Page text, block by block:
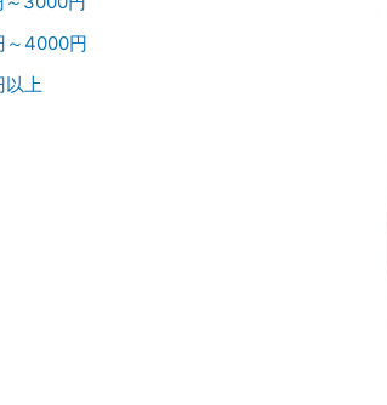
～4000円
上